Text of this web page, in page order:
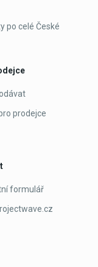
po celé České
prodejce
formulář